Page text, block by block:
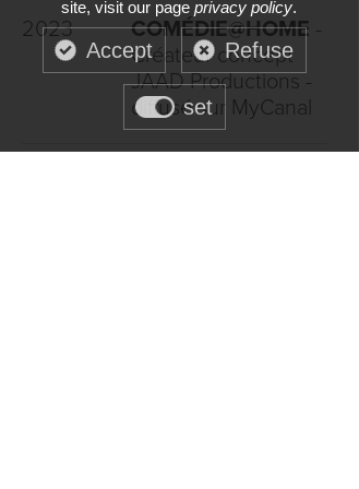
2023
COMÉDIE@HOME -
Créateur concept
JAAD Productions -
diffusé sur MyCanal
site, visit our pageprivacy policy.
Accept Refuse
set